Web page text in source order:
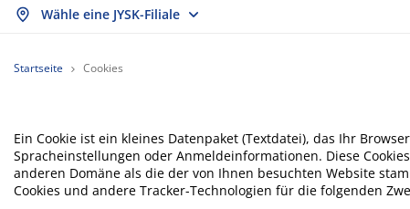
Wähle eine JYSK-Filiale
anzeigen
anzeigen
anzeigen
& Bügeln
anzeigen
anzeigen
anzeigen
und Zubehör
anzeigen
anzeigen
anzeigen
Vorhänge
anzeigen
anzeigen
den Tisch
die Wand
Startseite Cookies
Ein Cookie ist ein kleines Datenpaket (Textdatei), das Ihr
Spracheinstellungen oder Anmeldeinformationen. Diese
anderen Domäne als die der von Ihnen besuchten Website
Cookies und andere Tracker-Technologien für die folgenden